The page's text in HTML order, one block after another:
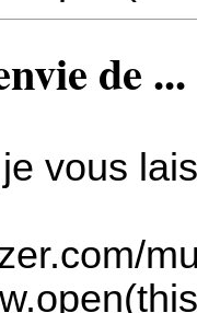
de ...
vous